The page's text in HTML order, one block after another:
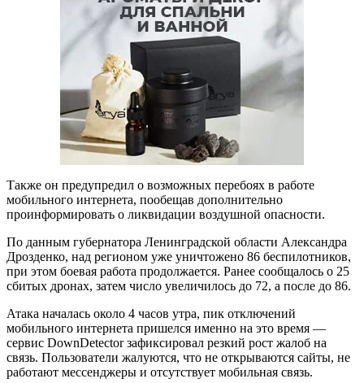
Также он предупредил о возможных перебоях в работе
мобильного интернета, пообещав дополнительно
проинформировать о ликвидации воздушной опасности.
По данным губернатора Ленинградской области Александра
Дрозденко, над регионом уже уничтожено 86 беспилотников,
при этом боевая работа продолжается. Ранее сообщалось о 25
сбитых дронах, затем число увеличилось до 72, а после до 86.
Атака началась около 4 часов утра, пик отключений
мобильного интернета пришелся именно на это время —
сервис DownDetector зафиксировал резкий рост жалоб на
связь. Пользователи жалуются, что не открываются сайты, не
работают мессенджеры и отсутствует мобильная связь.